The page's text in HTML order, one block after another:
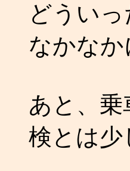
どうい
なかな
あと、
検とは少